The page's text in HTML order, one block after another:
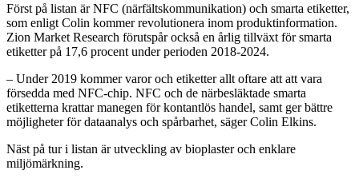
Först på listan är NFC (närfältskommunikation) och smarta etiketter,
som enligt Colin kommer revolutionera inom produktinformation.
Zion Market Research förutspår också en årlig tillväxt för smarta
etiketter på 17,6 procent under perioden 2018-2024.
– Under 2019 kommer varor och etiketter allt oftare att att vara
försedda med NFC-chip. NFC och de närbesläktade smarta
etiketterna krattar manegen för kontantlös handel, samt ger bättre
möjligheter för dataanalys och spårbarhet, säger Colin Elkins.
Näst på tur i listan är utveckling av bioplaster och enklare
miljömärkning.